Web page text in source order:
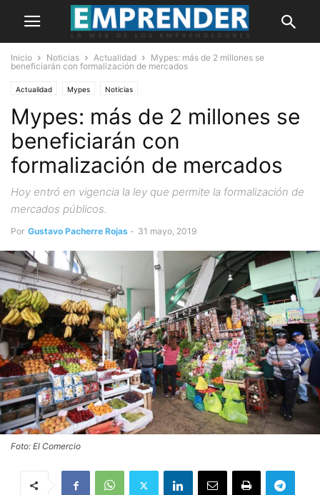
Inicio Noticias Actualidad
Mypes: más de 2 millones se
beneficiarán con formalización de mercados
Actualidad Mypes Noticias
Mypes: más de 2 millones se
beneficiarán con
formalización de mercados
Hoy entró en vigencia la ley que permite la formalización de
mercados públicos.
Por Gustavo Pacherre Rojas - 31 mayo, 2019
Foto: El Comercio